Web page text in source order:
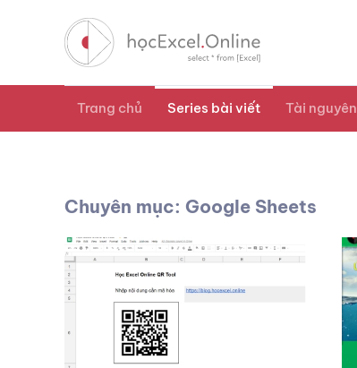
Trang chủ Series bài viết Tài nguyên
Chuyên mục: Google Sheets